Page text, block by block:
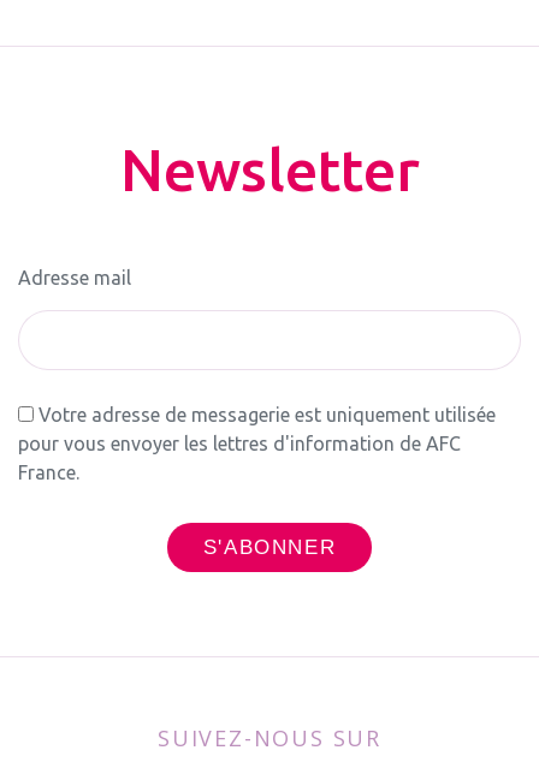
Newsletter
Adresse mail
Votre adresse de messagerie est uniquement utilisée
pour vous envoyer les lettres d'information de AFC
France.
SUIVEZ-NOUS SUR